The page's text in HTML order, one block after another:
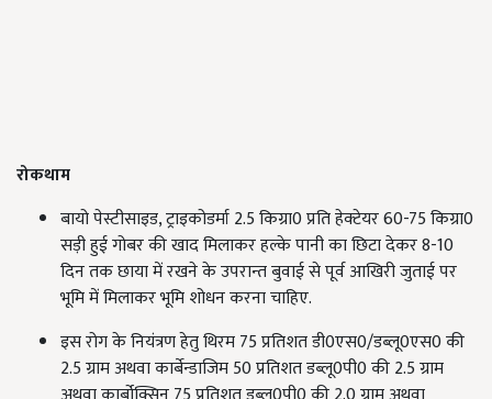
रोकथाम
बायो पेस्टीसाइड, ट्राइकोडर्मा 2.5 किग्रा0 प्रति हेक्टेयर 60-75 किग्रा0
सड़ी हुई गोबर की खाद मिलाकर हल्के पानी का छिटा देकर 8-10
दिन तक छाया में रखने के उपरान्त बुवाई से पूर्व आखिरी जुताई पर
भूमि में मिलाकर भूमि शोधन करना चाहिए.
इस रोग के नियंत्रण हेतु थिरम 75 प्रतिशत डी0एस0/डब्लू0एस0 की
2.5 ग्राम अथवा कार्बेन्डाजिम 50 प्रतिशत डब्लू0पी0 की 2.5 ग्राम